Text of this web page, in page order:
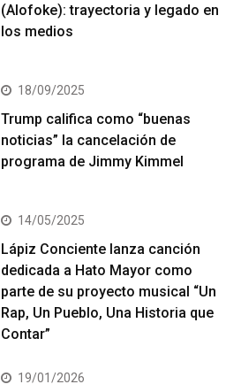
(Alofoke): trayectoria y legado en
los medios
18/09/2025
Trump califica como “buenas
noticias” la cancelación de
programa de Jimmy Kimmel
14/05/2025
Lápiz Conciente lanza canción
dedicada a Hato Mayor como
parte de su proyecto musical “Un
Rap, Un Pueblo, Una Historia que
Contar”
19/01/2026